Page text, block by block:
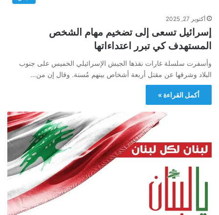
أكتوبر 27, 2025
إسرائيل تسعى إلى تضخيم مهام الشخص
المستهدف كي تبرر اعتداءاتها
وأسفرت سلسلة غارات نفذها الجيش الإسرائيلي الخميس على جنوب
البلاد وشرقها عن مقتل أربعة أشخاص بينهم مُسنة. وقال إن من…
أكمل القراءة »